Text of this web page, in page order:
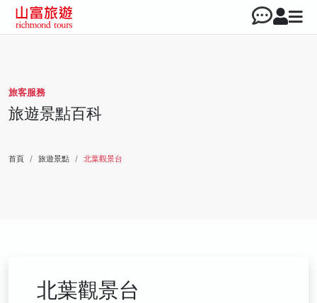
旅客服務
旅遊景點百科
首頁 旅遊景點 北葉觀景台
北葉觀景台